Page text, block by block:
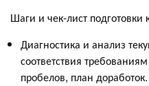
Шаги и чек-лист
Диагностика и анализ
соответствия
пробелов, план доработок.